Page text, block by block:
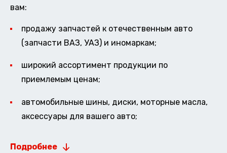
вам:
продажу запчастей к отечественным авто
(запчасти ВАЗ, УАЗ) и иномаркам;
широкий ассортимент продукции по
приемлемым ценам;
автомобильные шины, диски, моторные масла,
аксессуары для вашего авто;
Подробнее